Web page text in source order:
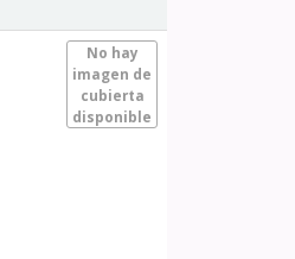
No hay
imagen de
cubierta
disponible